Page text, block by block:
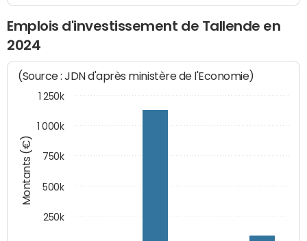
Emplois d'investissement de Tallende en
2024
Montants (€)
(Source : JDN d'après ministère de l'Economie)
250k
500k
750k
1 000k
1 250k